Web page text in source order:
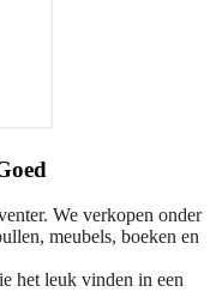
We verkopen onder
meubels, boeken en
het leuk vinden in een